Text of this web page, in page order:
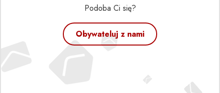
Podoba Ci się?
Obywateluj z nami